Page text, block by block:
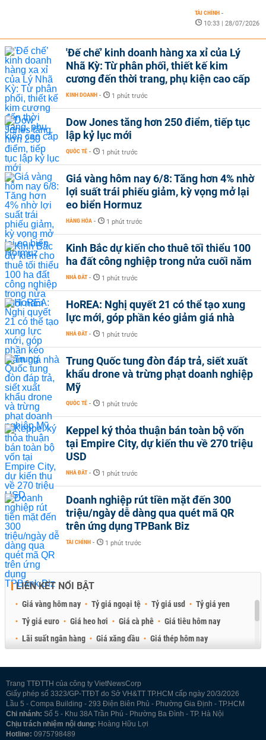
TÀI CHÍNH -
10:33 | 28/07/2026
'Đế chế’ kinh doanh hàng xa xỉ của Lý
Nhã Kỳ: Từ phân phối, thiết kế kim
cương đến thời trang, phụ kiện cao cấp
KINH DOANH - 1 phút trước
Dow Jones tăng hơn 250 điểm, tiếp tục
lập kỷ lục mới
QUỐC TẾ - 1 phút trước
Giá vàng hôm nay 6/8: Tăng hơn 4% nhờ
lợi suất trái phiếu giảm, kỳ vọng mở lại
eo biển Hormuz
HÀNG HÓA - 1 phút trước
Kinh Bắc dự kiến cho thuê tối thiểu 100
ha đất công nghiệp trong nửa cuối năm
NHÀ ĐẤT - 1 phút trước
HoREA: Nghị quyết 21 có thể tạo xung
lực mới, góp phần kéo giảm giá nhà
NHÀ ĐẤT - 1 phút trước
Trung Quốc tung đòn đáp trả, siết xuất
khẩu drone và trừng phạt doanh nghiệp
Mỹ
QUỐC TẾ - 1 phút trước
Keppel ký thỏa thuận bán toàn bộ vốn
tại Empire City, dự kiến thu về 270 triệu
USD
NHÀ ĐẤT - 1 phút trước
Doanh nghiệp rút tiền mặt đến 300
triệu/ngày dễ dàng qua quét mã QR
trên ứng dụng TPBank Biz
TÀI CHÍNH - 1 phút trước
LIÊN KẾT NỔI BẬT
Giá vàng hôm nay Tỷ giá ngoại tệ Tỷ giá usd
Tỷ giá yen
Tỷ giá euro
Giá heo hơi Giá cà phê
Giá tiêu hôm nay
Lãi suất ngân hàng
Giá xăng dầu
Giá thép hôm nay
Trang TTĐTTH của công ty VietNewsCorp
Giấy phép số 3323/GP-TTĐT do Sở VH&TT TP.HCM cấp ngày 20/3/2026
Lầu 5 - Compa Building - 293 Điện Biên Phủ - Phường Gia Định - TP.HCM
Chi nhánh: Số 5 - Khu 38A Trần Phú - Phường Ba Đình - TP. Hà Nội
Chịu trách nhiệm nội dung: Hoàng Hữu Lợi
Hotline: 0975798489